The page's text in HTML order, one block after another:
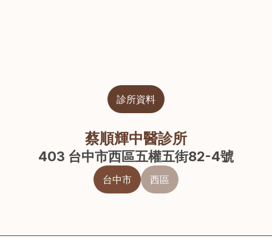
診所資料
蔡順輝中醫診所
403 台中市西區五權五街82-4號
台中市 西區